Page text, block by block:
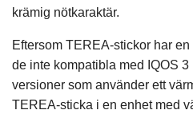
krämig nötkaraktär.
Eftersom TEREA-stickor har
de inte kompatibla med IQOS
versioner som använder ett
TEREA-sticka i en enhet med